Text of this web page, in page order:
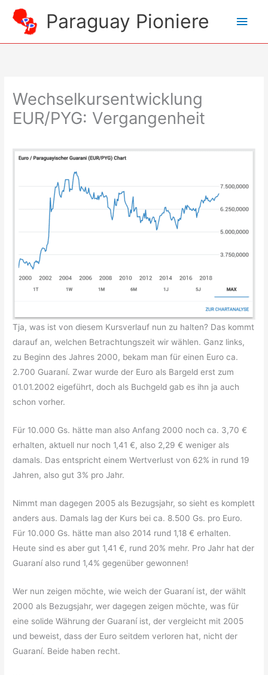
Inhalt
springen
Paraguay Pioniere
Wechselkursentwicklung
EUR/PYG: Vergangenheit
Tja, was ist von diesem Kursverlauf nun zu halten? Das kommt
darauf an, welchen Betrachtungszeit wir wählen. Ganz links,
zu Beginn des Jahres 2000, bekam man für einen Euro ca.
2.700 Guaraní. Zwar wurde der Euro als Bargeld erst zum
01.01.2002 eigeführt, doch als Buchgeld gab es ihn ja auch
schon vorher.
Für 10.000 Gs. hätte man also Anfang 2000 noch ca. 3,70 €
erhalten, aktuell nur noch 1,41 €, also 2,29 € weniger als
damals. Das entspricht einem Wertverlust von 62% in rund 19
Jahren, also gut 3% pro Jahr.
Nimmt man dagegen 2005 als Bezugsjahr, so sieht es komplett
anders aus. Damals lag der Kurs bei ca. 8.500 Gs. pro Euro.
Für 10.000 Gs. hätte man also 2014 rund 1,18 € erhalten.
Heute sind es aber gut 1,41 €, rund 20% mehr. Pro Jahr hat der
Guaraní also rund 1,4% gegenüber gewonnen!
Wer nun zeigen möchte, wie weich der Guaraní ist, der wählt
2000 als Bezugsjahr, wer dagegen zeigen möchte, was für
eine solide Währung der Guaraní ist, der vergleicht mit 2005
und beweist, dass der Euro seitdem verloren hat, nicht der
Guaraní. Beide haben recht.